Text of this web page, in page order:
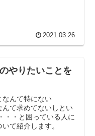
2021.03.26
やりたいことを
なんて特にない
て求めてないしとい
・・と困っている人に
て紹介します。